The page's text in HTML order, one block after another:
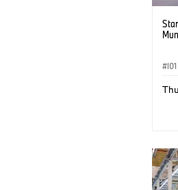
I01